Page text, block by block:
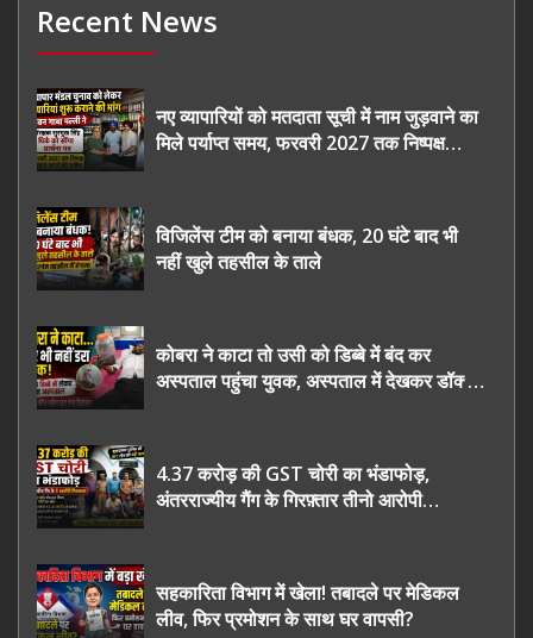
Recent News
नए व्यापारियों को मतदाता सूची में नाम जुड़वाने का
मिले पर्याप्त समय, फरवरी 2027 तक निष्पक्ष
विजिलेंस टीम को बनाया बंधक, 20 घंटे बाद भी
नहीं खुले तहसील के ताले
कोबरा ने काटा तो उसी को डिब्बे में बंद कर
अस्पताल पहुंचा युवक, अस्पताल में देखकर डॉक्टर
4.37 करोड़ की GST चोरी का भंडाफोड़,
अंतरराज्यीय गैंग के गिरफ़्तार तीनो आरोपी
सहकारिता विभाग में खेला! तबादले पर मेडिकल
लीव, फिर प्रमोशन के साथ घर वापसी?